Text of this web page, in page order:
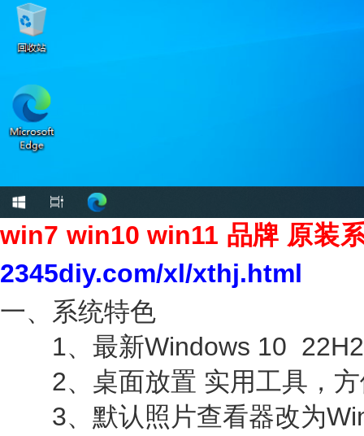
win7 win10 win11 品牌 原装
2345diy.com/xl/xthj.html
一、系统特色
1、最新Windows 10 22H2
2、桌面放置 实用工具，方
3、默认照片查看器改为